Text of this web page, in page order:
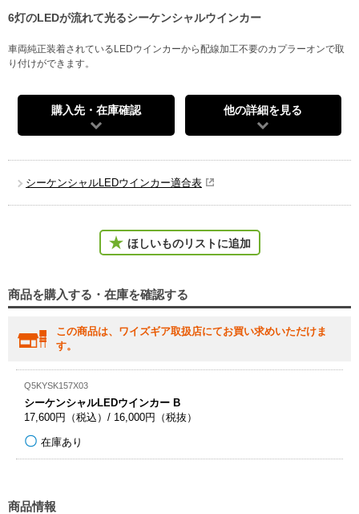
6灯のLEDが流れて光るシーケンシャルウインカー
車両純正装着されているLEDウインカーから配線加工不要のカプラーオンで取
り付けができます。
購入先・在庫確認 他の詳細を見る
シーケンシャルLEDウインカー適合表
ほしいものリストに追加
商品を購入する・在庫を確認する
この商品は、ワイズギア取扱店にてお買い求めいただけま
す。
Q5KYSK157X03
シーケンシャルLEDウインカー B
17,600円（税込）/ 16,000円（税抜）
在庫あり
商品情報